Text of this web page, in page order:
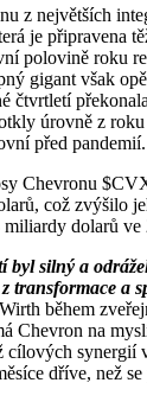
z největších
je připravena
polovině roku
gigant však
čtvrtletí
úrovně z
před pandemií.
Chevronu
což zvýšilo
dolarů ve
byl silný a
transformace a
během
Chevron na
cílových synergií
dříve, než